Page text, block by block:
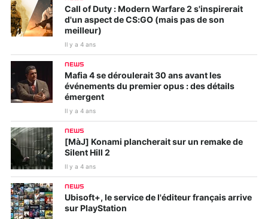
Call of Duty : Modern Warfare 2 s'inspirerait
d'un aspect de CS:GO (mais pas de son
meilleur)
Il y a 4 ans
NEWS
Mafia 4 se déroulerait 30 ans avant les
événements du premier opus : des détails
émergent
Il y a 4 ans
NEWS
[MàJ] Konami plancherait sur un remake de
Silent Hill 2
Il y a 4 ans
NEWS
Ubisoft+, le service de l'éditeur français arrive
sur PlayStation